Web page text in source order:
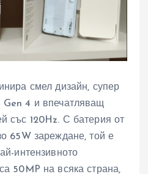
смел дизайн, супер
4 и впечатляващ
със 120Hz. С батерия от
65W зареждане, той е
интензивното
50MP на всяка страна,